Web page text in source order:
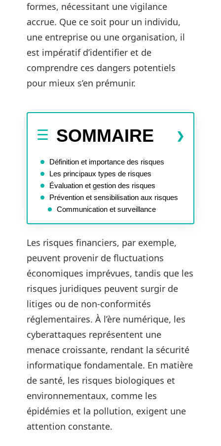
formes, nécessitant une vigilance
accrue. Que ce soit pour un individu,
une entreprise ou une organisation, il
est impératif d’identifier et de
comprendre ces dangers potentiels
pour mieux s’en prémunir.
SOMMAIRE
Définition et importance des risques
Les principaux types de risques
Évaluation et gestion des risques
Prévention et sensibilisation aux risques
Communication et surveillance
Les risques financiers, par exemple,
peuvent provenir de fluctuations
économiques imprévues, tandis que les
risques juridiques peuvent surgir de
litiges ou de non-conformités
réglementaires. À l’ère numérique, les
cyberattaques représentent une
menace croissante, rendant la sécurité
informatique fondamentale. En matière
de santé, les risques biologiques et
environnementaux, comme les
épidémies et la pollution, exigent une
attention constante.